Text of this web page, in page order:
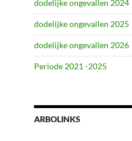
dodelijke ongevallen 2024
dodelijke ongevallen 2025
dodelijke ongevallen 2026
Periode 2021 -2025
ARBOLINKS